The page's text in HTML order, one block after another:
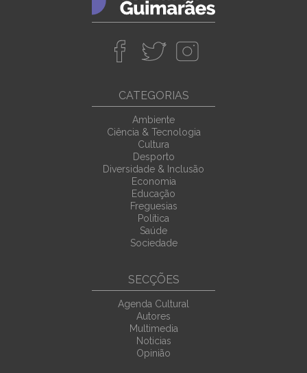
CATEGORIAS
Ambiente
Ciência & Tecnologia
Cultura
Desporto
Diversidade & Inclusão
Economia
Educação
Freguesias
Política
Saúde
Sociedade
SECÇÕES
Agenda Cultural
Autores
Multimedia
Noticias
Opinião